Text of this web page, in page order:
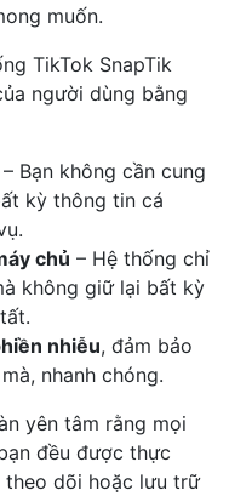
muốn.
TikTok SnapTik
người dùng bằng
– Bạn không cần cung
kỳ thông tin cá
chủ – Hệ thống chỉ
không giữ lại bất kỳ
nhiễu, đảm bảo
nhanh chóng.
yên tâm rằng mọi
đều được thực
theo dõi hoặc lưu trữ